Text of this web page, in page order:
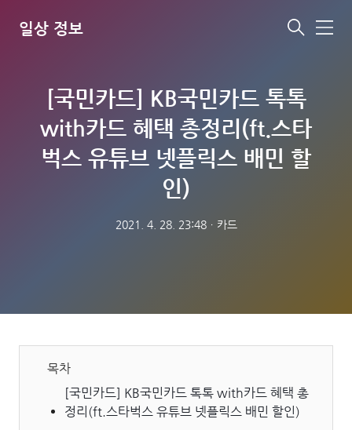
일상 정보
메
[국민카드] KB국민카드 톡톡
with카드 혜택 총정리(ft.스타
벅스 유튜브 넷플릭스 배민 할
인)
2021. 4. 28. 23:48ㆍ 카드
목차
[국민카드] KB국민카드 톡톡 with카드 혜택 총
정리(ft.스타벅스 유튜브 넷플릭스 배민 할인)